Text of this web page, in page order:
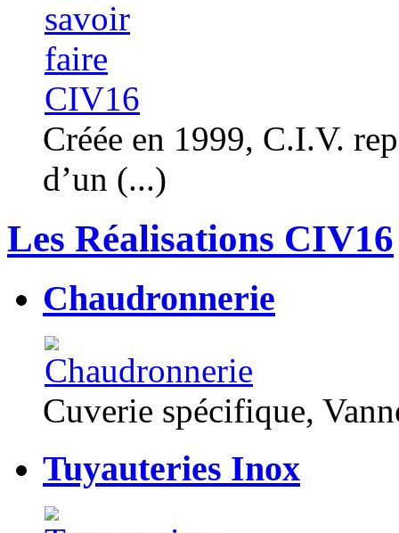
Créée en 1999, C.I.V.
d’un (...)
Les Réalisations CIV16
Chaudronnerie
Cuverie spécifique,
Tuyauteries Inox